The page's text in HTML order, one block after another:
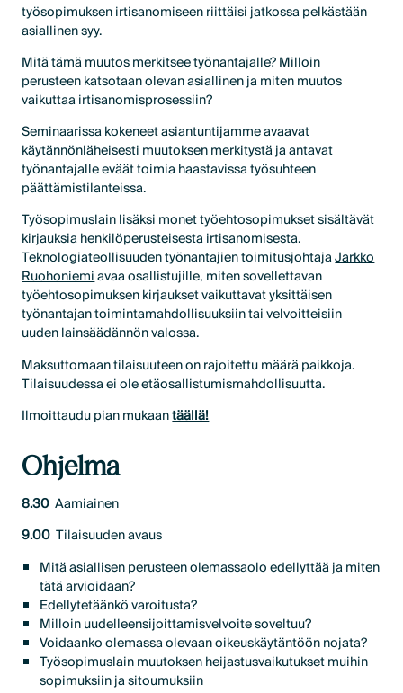
työsopimuksen irtisanomiseen riittäisi jatkossa pelkästään
asiallinen syy.
Mitä tämä muutos merkitsee työnantajalle? Milloin
perusteen katsotaan olevan asiallinen ja miten muutos
vaikuttaa irtisanomisprosessiin?
Seminaarissa kokeneet asiantuntijamme avaavat
käytännönläheisesti muutoksen merkitystä ja antavat
työnantajalle eväät toimia haastavissa työsuhteen
päättämistilanteissa.
Työsopimuslain lisäksi monet työehtosopimukset sisältävät
kirjauksia henkilöperusteisesta irtisanomisesta.
Teknologiateollisuuden työnantajien toimitusjohtajaJarkko
Ruohoniemiavaa osallistujille, miten sovellettavan
työehtosopimuksen kirjaukset vaikuttavat yksittäisen
työnantajan toimintamahdollisuuksiin tai velvoitteisiin
uuden lainsäädännön valossa.
Maksuttomaan tilaisuuteen on rajoitettu määrä paikkoja.
Tilaisuudessa ei ole etäosallistumismahdollisuutta.
Ilmoittaudu pian mukaantäällä!
Ohjelma
8.30Aamiainen
9.00Tilaisuuden avaus
Mitä asiallisen perusteen olemassaolo edellyttää ja miten
tätä arvioidaan?
Edellytetäänkö varoitusta?
Milloin uudelleensijoittamisvelvoite soveltuu?
Voidaanko olemassa olevaan oikeuskäytäntöön nojata?
Työsopimuslain muutoksen heijastusvaikutukset muihin
sopimuksiin ja sitoumuksiin